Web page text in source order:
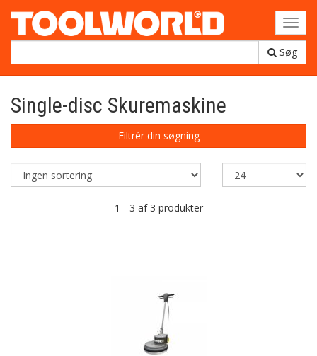
Søg
Single-disc Skuremaskine
Filtrér din søgning
1 - 3 af 3 produkter